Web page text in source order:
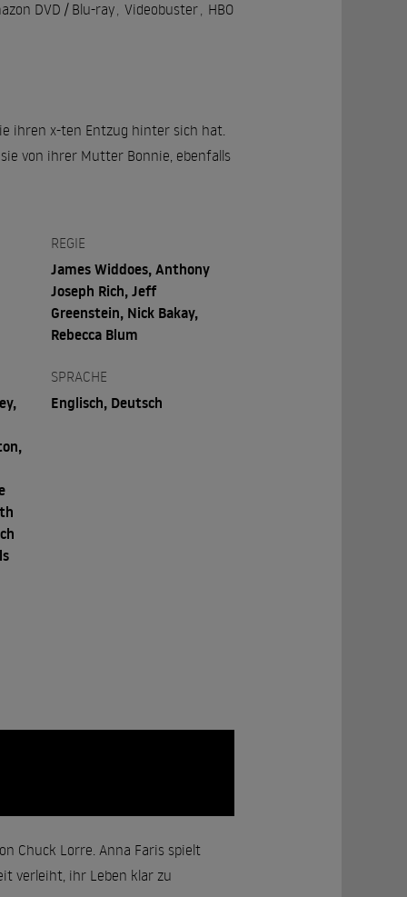
DVD / Blu-ray Videobuster HBO
ihren x-ten Entzug hinter sich hat.
von ihrer Mutter Bonnie, ebenfalls
REGIE
James Widdoes, Anthony
Joseph Rich, Jeff
Greenstein, Nick Bakay,
Rebecca Blum
SPRACHE
Englisch, Deutsch
Chuck Lorre. Anna Faris spielt
verleiht, ihr Leben klar zu